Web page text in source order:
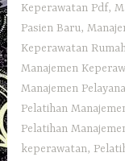
Keperawatan Pdf,
Pasien Baru,
Keperawatan
Manajemen
Manajemen
Pelatihan
Pelatihan
keperawatan,